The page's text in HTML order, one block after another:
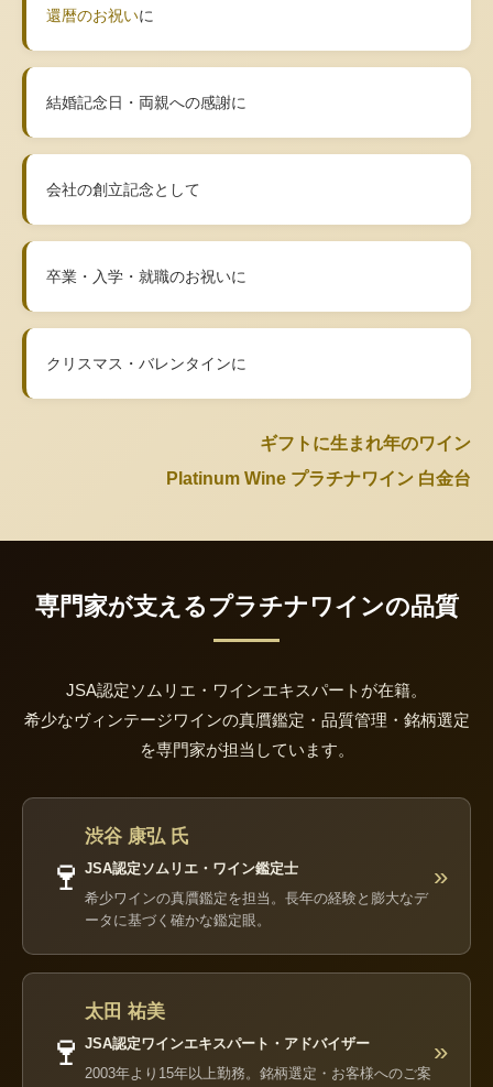
還暦のお祝いに
結婚記念日・両親への感謝に
会社の創立記念として
卒業・入学・就職のお祝いに
クリスマス・バレンタインに
ギフトに生まれ年のワイン
Platinum Wine プラチナワイン 白金台
専門家が支えるプラチナワインの品質
JSA認定ソムリエ・ワインエキスパートが在籍。
希少なヴィンテージワインの真贋鑑定・品質管理・銘柄選定
を専門家が担当しています。
🍷
渋谷 康弘 氏
JSA認定ソムリエ・ワイン鑑定士
希少ワインの真贋鑑定を担当。長年の経験と膨大なデ
ータに基づく確かな鑑定眼。
»
🍷
太田 祐美
JSA認定ワインエキスパート・アドバイザー
2003年より15年以上勤務。銘柄選定・お客様へのご案
»